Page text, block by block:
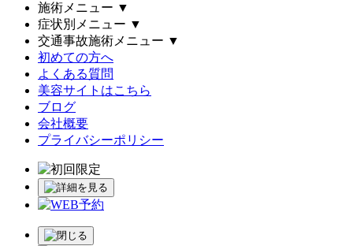
施術メニュー ▼
症状別メニュー ▼
交通事故施術メニュー ▼
初めての方へ
よくある質問
美容サイトはこちら
ブログ
会社概要
プライバシーポリシー